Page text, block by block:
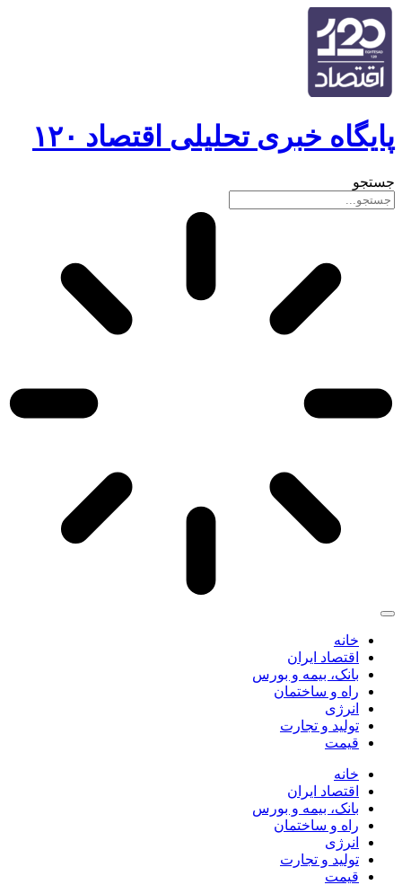
پایگاه خبری تحلیلی اقتصاد ۱۲۰
جستجو
خانه
اقتصاد ایران
بانک، بیمه و بورس
راه و ساختمان
انرژی
تولید و تجارت
قیمت
خانه
اقتصاد ایران
بانک، بیمه و بورس
راه و ساختمان
انرژی
تولید و تجارت
قیمت